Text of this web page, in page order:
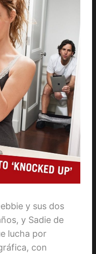
y sus dos
y Sadie de
lucha por
con